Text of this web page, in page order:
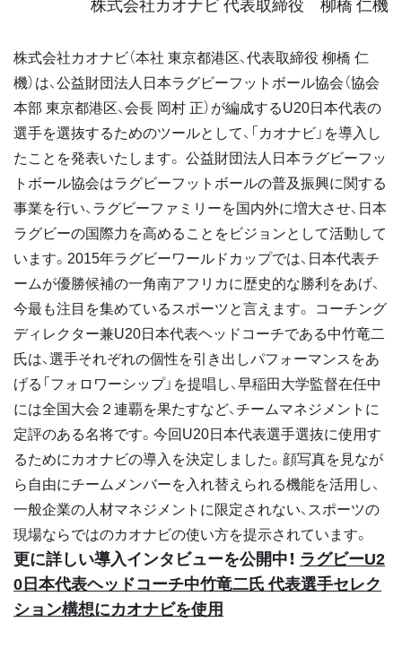
株式会社カオナビ（本社 東京都港区、代表取締役 柳橋 仁
機）は、公益財団法人日本ラグビーフットボール協会（協会
本部 東京都港区、会長 岡村 正）が編成するU20日本代表の
選手を選抜するためのツールとして、「カオナビ」を導入し
たことを発表いたします。 公益財団法人日本ラグビーフッ
トボール協会はラグビーフットボールの普及振興に関する
事業を行い、ラグビーファミリーを国内外に増大させ、日本
ラグビーの国際力を高めることをビジョンとして活動して
います。2015年ラグビーワールドカップでは、日本代表チ
ームが優勝候補の一角南アフリカに歴史的な勝利をあげ、
今最も注目を集めているスポーツと言えます。 コーチング
ディレクター兼U20日本代表ヘッドコーチである中竹竜二
氏は、選手それぞれの個性を引き出しパフォーマンスをあ
げる「フォロワーシップ」を提唱し、早稲田大学監督在任中
には全国大会２連覇を果たすなど、チームマネジメントに
定評のある名将です。今回U20日本代表選手選抜に使用す
るためにカオナビの導入を決定しました。顔写真を見なが
ら自由にチームメンバーを入れ替えられる機能を活用し、
一般企業の人材マネジメントに限定されない、スポーツの
現場ならではのカオナビの使い方を提示されています。
更に詳しい導入インタビューを公開中！ ラグビーU2
0日本代表ヘッドコーチ中竹竜二氏 代表選手セレク
ション構想にカオナビを使用